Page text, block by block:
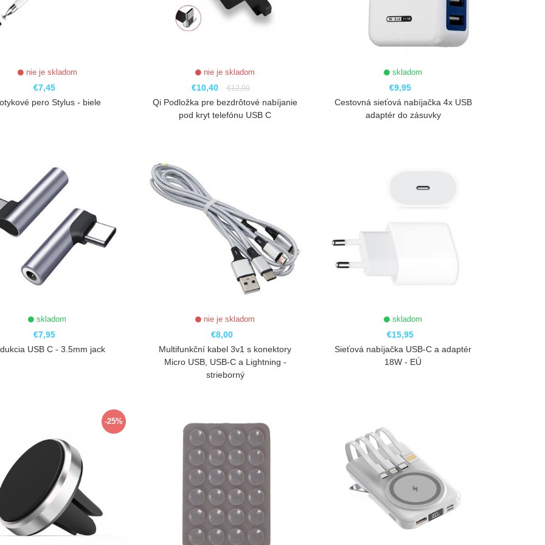
nie je skladom
€7,45
pero Stylus - biele
nie je skladom
€10,40 €12,00
Qi Podložka pre bezdrôtové nabíjanie
pod kryt telefónu USB C
skladom
€9,95
Cestovná sieťová nabíjačka 4x USB
adaptér do zásuvky
skladom
€7,95
USB C - 3.5mm jack
nie je skladom
€8,00
Multifunkční kabel 3v1 s konektory
Micro USB, USB-C a Lightning -
strieborný
skladom
€15,95
Sieťová nabíjačka USB-C a adaptér
18W - EÚ
-25%